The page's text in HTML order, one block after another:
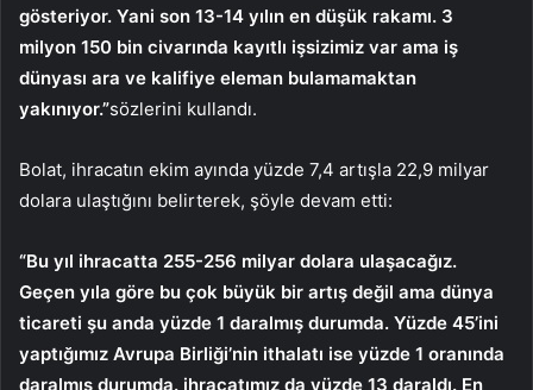
gösteriyor. Yani son 13-14 yılın en düşük rakamı. 3
milyon 150 bin civarında kayıtlı işsizimiz var ama iş
dünyası ara ve kalifiye eleman bulamamaktan
yakınıyor.”sözlerini kullandı.
Bolat, ihracatın ekim ayında yüzde 7,4 artışla 22,9 milyar
dolara ulaştığını belirterek, şöyle devam etti:
“Bu yıl ihracatta 255-256 milyar dolara ulaşacağız.
Geçen yıla göre bu çok büyük bir artış değil ama dünya
ticareti şu anda yüzde 1 daralmış durumda. Yüzde 45’ini
yaptığımız Avrupa Birliği’nin ithalatı ise yüzde 1 oranında
daralmış durumda. ihracatımız da yüzde 13 daraldı. En